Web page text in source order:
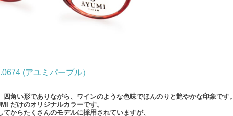
(アユミパープル）
四角い形でありながら、ワインのような色味でほんのりと艶やかな印象です。
だけのオリジナルカラーです。
てからたくさんのモデルに採用されていますが、